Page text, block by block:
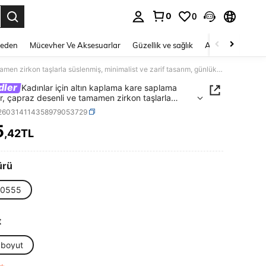
0 0
Mücevher Ve Aksesuarlar Güzellik ve sağlık Ayakkabı
Kadınlar için altın kaplama kare saplama küpeler, çapraz desenli ve tamamen zirkon taşlarla süslenmiş, minimalist ve zarif tasarım, günlük kullanım ve iş kıyafetleri için uygun, moda tutkunları için ideal bir hediye.
Kadınlar için altın kaplama kare saplama
çapraz desenli ve tamamen zirkon taşlarla
minimalist ve zarif tasarım, günlük kullanım ve
için uygun, moda tutkunları için ideal bir
AND AVAILABILITY
,42TL